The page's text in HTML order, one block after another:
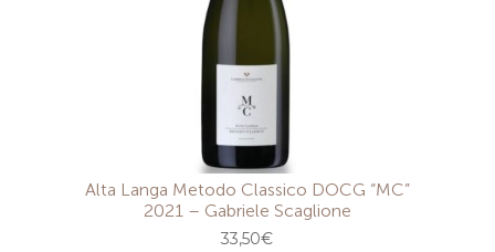
Alta Langa Metodo Classico DOCG “MC”
2021 – Gabriele Scaglione
33,50€